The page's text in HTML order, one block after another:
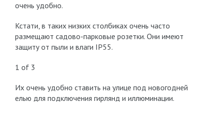
очень удобно.
Кстати, в таких низких столбиках очень часто
размещают садово-парковые розетки. Они имеют
защиту от пыли и влаги IP55.
1 of 3
Их очень удобно ставить на улице под новогодней
елью для подключения гирлянд и иллюминации.